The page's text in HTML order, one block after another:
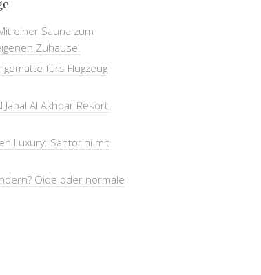
einer Sauna zum
Zuhause!
fürs Flugzeug
Jabal Al Akhdar Resort,
Luxury: Santorini mit
Oide oder normale